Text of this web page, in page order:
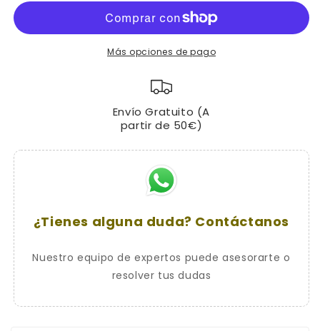
FIX
plana
ES
FIX
(2021
CLM
plana
Más opciones de pago
Envío Gratuito (A
partir de 50€)
¿Tienes alguna duda? Contáctanos
Nuestro equipo de expertos puede asesorarte o
resolver tus dudas